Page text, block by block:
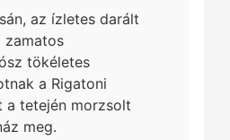
az ízletes darált
zamatos
tökéletes
a Rigatoni
a tetején morzsolt
meg.